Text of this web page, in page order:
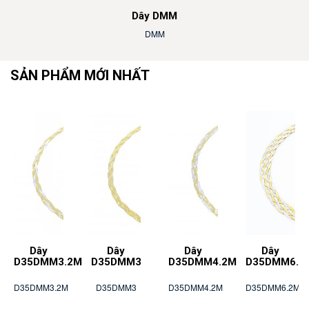
Dây DMM
DMM
SẢN PHẨM MỚI NHẤT
Dây
D35DMM3.2M
D35DMM3.2M
Dây
D35DMM3
D35DMM3
Dây
D35DMM4.2M
D35DMM4.2M
Dây
D35DMM6.2M